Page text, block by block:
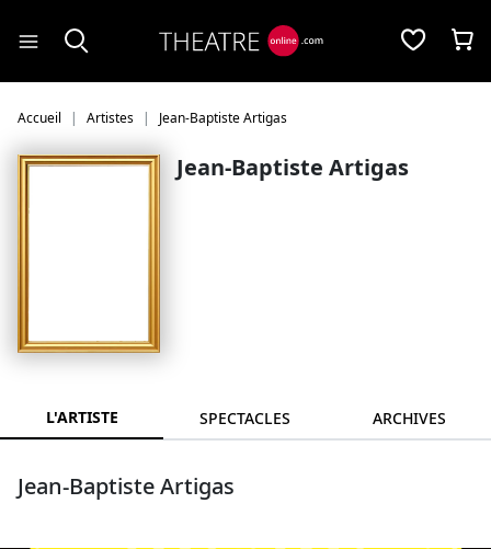
Accueil Artistes Jean-Baptiste Artigas
Jean-Baptiste Artigas
L'ARTISTE SPECTACLES ARCHIVES
Jean-Baptiste Artigas